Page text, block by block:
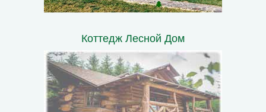
Коттедж Лесной Дом